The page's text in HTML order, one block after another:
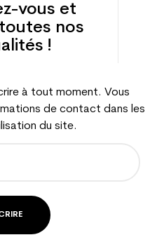
vous et
nos
!
à tout moment. Vous
de contact dans les
du site.